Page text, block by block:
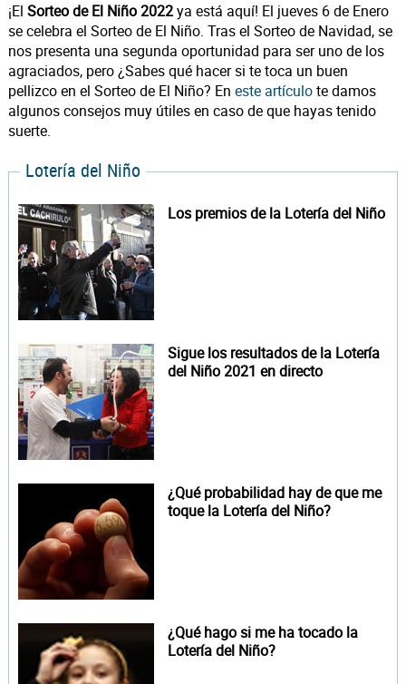
¡El Sorteo de El Niño 2022ya está aquí! El jueves 6 de Enero
se celebra el Sorteo de El Niño. Tras el Sorteo de Navidad, se
nos presenta una segunda oportunidad para ser uno de los
agraciados, pero ¿Sabes qué hacer si te toca un buen
pellizco en el Sorteo de El Niño? En este artículote damos
algunos consejos muy útiles en caso de que hayas tenido
suerte.
Lotería del Niño
Los premios de la Lotería del Niño
Sigue los resultados de la Lotería
del Niño 2021 en directo
¿Qué probabilidad hay de que me
toque la Lotería del Niño?
¿Qué hago si me ha tocado la
Lotería del Niño?